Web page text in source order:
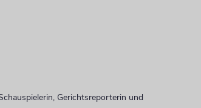
Gerichtsreporterin und